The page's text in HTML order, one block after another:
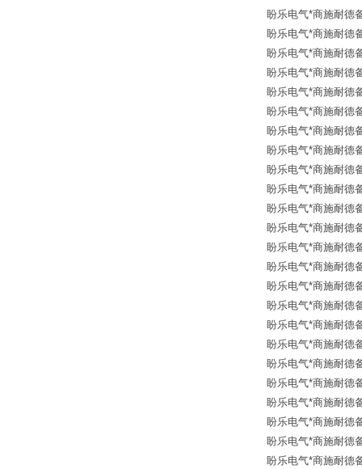
盼乐电气*商施耐德
盼乐电气*商施耐德
盼乐电气*商施耐德
盼乐电气*商施耐德
盼乐电气*商施耐德
盼乐电气*商施耐德
盼乐电气*商施耐德
盼乐电气*商施耐德
盼乐电气*商施耐德
盼乐电气*商施耐德
盼乐电气*商施耐德
盼乐电气*商施耐德
盼乐电气*商施耐德
盼乐电气*商施耐德
盼乐电气*商施耐德
盼乐电气*商施耐德
盼乐电气*商施耐德
盼乐电气*商施耐德
盼乐电气*商施耐德
盼乐电气*商施耐德
盼乐电气*商施耐德
盼乐电气*商施耐德
盼乐电气*商施耐德
盼乐电气*商施耐德